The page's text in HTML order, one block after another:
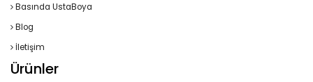
Basında UstaBoya
Blog
İletişim
Ürünler